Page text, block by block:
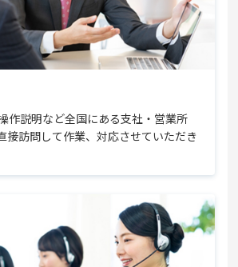
作説明など全国にある支社・営業所
接訪問して作業、対応させていただき